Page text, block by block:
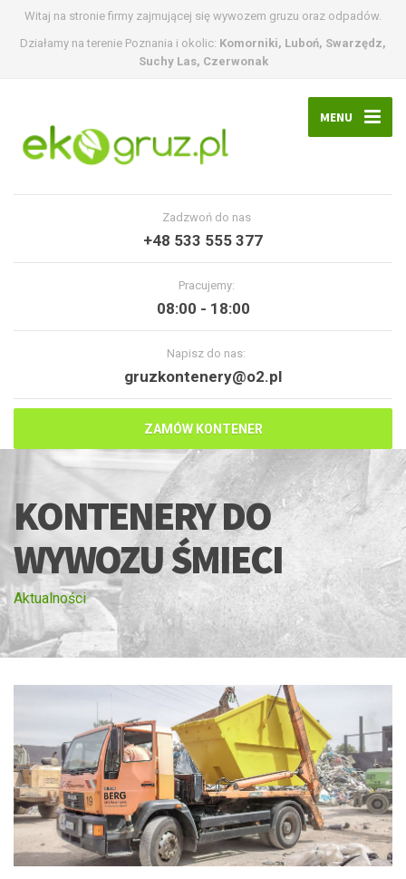
Witaj na stronie firmy zajmującej się wywozem gruzu oraz odpadów.
Działamy na terenie Poznania i okolic: Komorniki, Luboń, Swarzędz,
Suchy Las, Czerwonak
MENU
Zadzwoń do nas
+48 533 555 377
Pracujemy:
08:00 - 18:00
Napisz do nas:
gruzkontenery@o2.pl
ZAMÓW KONTENER
KONTENERY DO
WYWOZU ŚMIECI
Aktualności